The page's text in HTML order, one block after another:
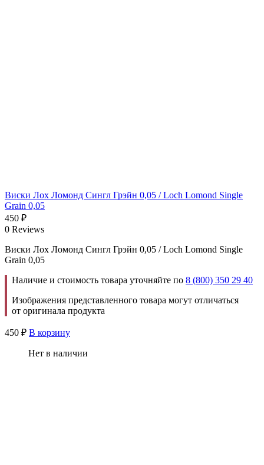
Виски Лох Ломонд Сингл Грэйн 0,05 / Loch Lomond Single
Grain 0,05
450 ₽
0 Reviews
Виски Лох Ломонд Сингл Грэйн 0,05 / Loch Lomond Single
Grain 0,05
Наличие и стоимость товара уточняйте по 8 (800) 350 29 40
Изображения представленного товара могут отличаться
от оригинала продукта
450 ₽ В корзину
Нет в наличии